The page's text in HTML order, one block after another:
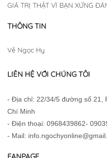
GIÁ TRỊ THẬT VÌ BẠN XỨNG
THÔNG TIN
Về Ngọc Hy
LIÊN HỆ VỚI CHÚNG TÔI
- Địa chỉ: 22/34/5 đường số 21,
Chí Minh
- Điện thoại: 0968439862-
- Mail:
FANPAGE